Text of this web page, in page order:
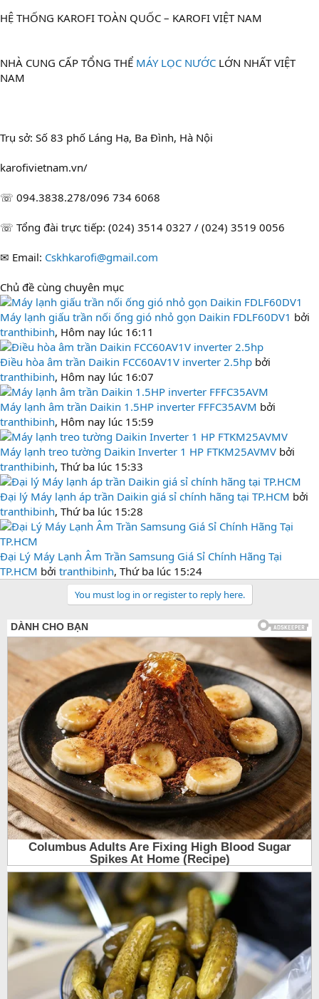
HỆ THỐNG KAROFI TOÀN QUỐC – KAROFI VIỆT NAM
NHÀ CUNG CẤP TỔNG THỂ MÁY LỌC NƯỚC LỚN NHẤT VIỆT
NAM
Trụ sở: Số 83 phố Láng Hạ, Ba Đình, Hà Nội
karofivietnam.vn/
☏ 094.3838.278/096 734 6068
☏ Tổng đài trực tiếp: (024) 3514 0327 / (024) 3519 0056
✉ Email: Cskhkarofi@gmail.com
Chủ đề cùng chuyên mục
Máy lạnh giấu trần nối ống gió nhỏ gọn Daikin FDLF60DV1 bởi
tranthibinh, Hôm nay lúc 16:11
Điều hòa âm trần Daikin FCC60AV1V inverter 2.5hp bởi
tranthibinh, Hôm nay lúc 16:07
Máy lạnh âm trần Daikin 1.5HP inverter FFFC35AVM bởi
tranthibinh, Hôm nay lúc 15:59
Máy lạnh treo tường Daikin Inverter 1 HP FTKM25AVMV bởi
tranthibinh, Thứ ba lúc 15:33
Đại lý Máy lạnh áp trần Daikin giá sỉ chính hãng tại TP.HCM bởi
tranthibinh, Thứ ba lúc 15:28
Đại Lý Máy Lạnh Âm Trần Samsung Giá Sỉ Chính Hãng Tại
TP.HCM bởi tranthibinh, Thứ ba lúc 15:24
You must log in or register to reply here.